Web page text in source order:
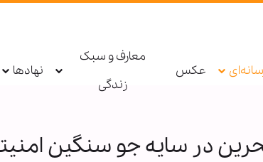
عکس
معارف و سبک
زندگی
نهادها
در سایه جو سنگین